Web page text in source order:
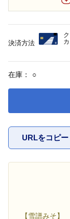
在庫： ○
URLをコピー
【雪譜みそ】
決済方法